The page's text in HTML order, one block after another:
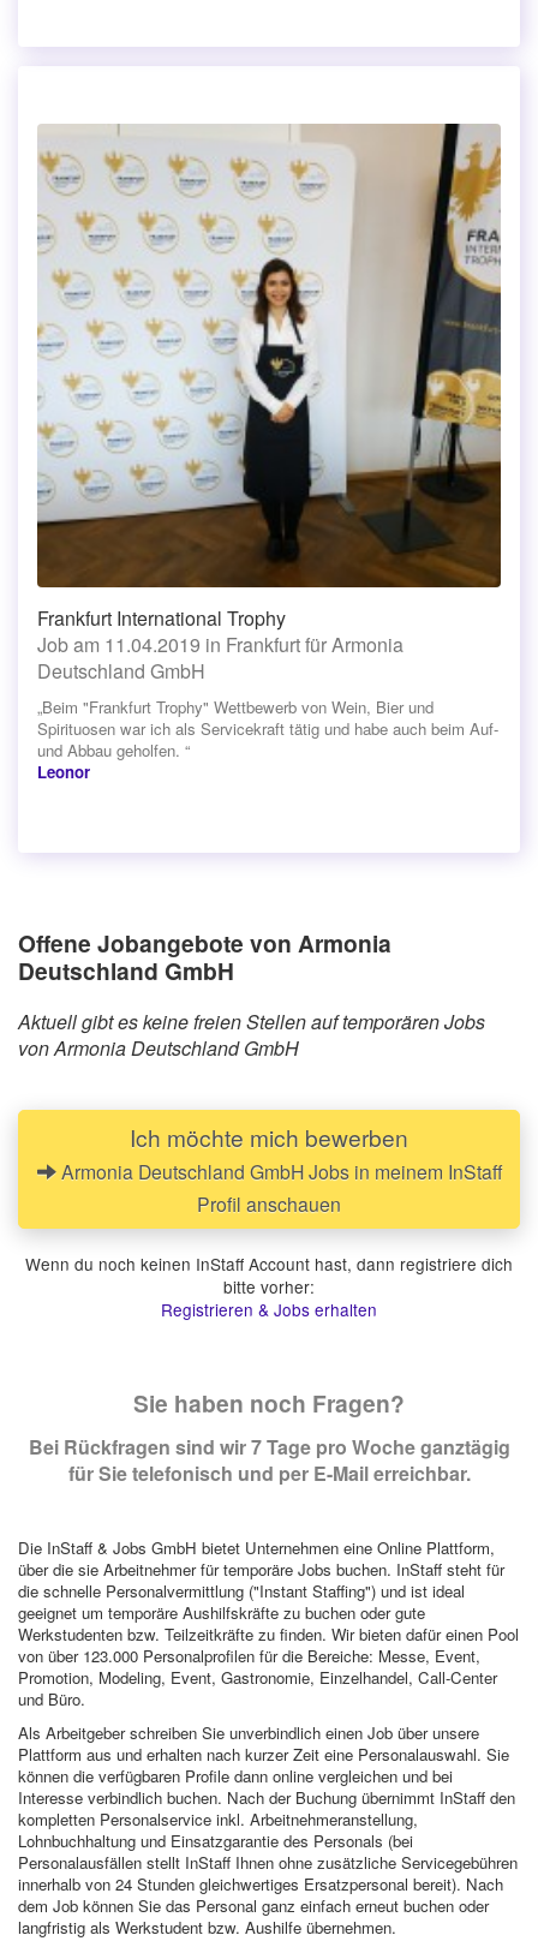
Frankfurt International Trophy
Job am 11.04.2019 in Frankfurt für Armonia
Deutschland GmbH
„Beim "Frankfurt Trophy" Wettbewerb von Wein, Bier und
Spirituosen war ich als Servicekraft tätig und habe auch beim Auf-
und Abbau geholfen. “
Leonor
Offene Jobangebote von Armonia
Deutschland GmbH
Aktuell gibt es keine freien Stellen auf temporären Jobs
von Armonia Deutschland GmbH
Ich möchte mich bewerben
Armonia Deutschland GmbH Jobs in meinem InStaff
Profil anschauen
Wenn du noch keinen InStaff Account hast, dann registriere dich
bitte vorher:
Registrieren & Jobs erhalten
Sie haben noch Fragen?
Bei Rückfragen sind wir 7 Tage pro Woche ganztägig
für Sie telefonisch und per E-Mail erreichbar.
Die InStaff & Jobs GmbH bietet Unternehmen eine Online Plattform,
über die sie Arbeitnehmer für temporäre Jobs buchen. InStaff steht für
die schnelle Personalvermittlung ("Instant Staffing") und ist ideal
geeignet um temporäre Aushilfskräfte zu buchen oder gute
Werkstudenten bzw. Teilzeitkräfte zu finden. Wir bieten dafür einen Pool
von über 123.000 Personalprofilen für die Bereiche: Messe, Event,
Promotion, Modeling, Event, Gastronomie, Einzelhandel, Call-Center
und Büro.
Als Arbeitgeber schreiben Sie unverbindlich einen Job über unsere
Plattform aus und erhalten nach kurzer Zeit eine Personalauswahl. Sie
können die verfügbaren Profile dann online vergleichen und bei
Interesse verbindlich buchen. Nach der Buchung übernimmt InStaff den
kompletten Personalservice inkl. Arbeitnehmeranstellung,
Lohnbuchhaltung und Einsatzgarantie des Personals (bei
Personalausfällen stellt InStaff Ihnen ohne zusätzliche Servicegebühren
innerhalb von 24 Stunden gleichwertiges Ersatzpersonal bereit). Nach
dem Job können Sie das Personal ganz einfach erneut buchen oder
langfristig als Werkstudent bzw. Aushilfe übernehmen.